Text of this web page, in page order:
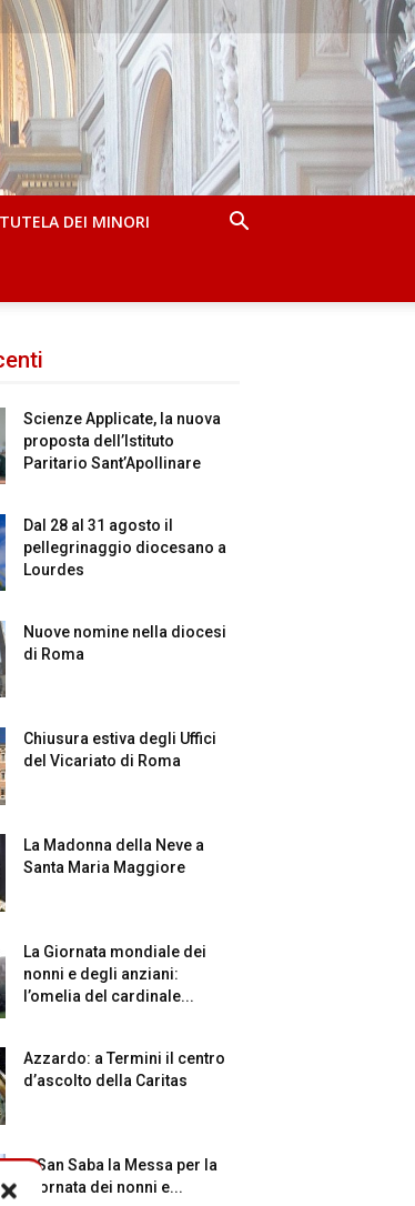
TUTELA DEI MINORI
Scienze Applicate, la nuova
proposta dell’Istituto
Paritario Sant’Apollinare
Dal 28 al 31 agosto il
pellegrinaggio diocesano a
Lourdes
Nuove nomine nella diocesi
di Roma
Chiusura estiva degli Uffici
del Vicariato di Roma
La Madonna della Neve a
Santa Maria Maggiore
La Giornata mondiale dei
nonni e degli anziani:
l’omelia del cardinale...
Azzardo: a Termini il centro
d’ascolto della Caritas
A San Saba la Messa per la
Giornata dei nonni e...